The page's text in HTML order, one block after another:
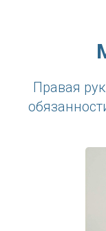
Правая